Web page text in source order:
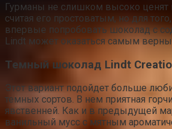
Гурманы не слишком высоко ценят
считая его простоватым, но для
впервые попробовать шоколад с
Lindt может оказаться самым
Темный шоколад Lindt
Этот вариант подойдет больше
темных сортов. В нем приятная
явственней. Как и в предыдущей
ванильный мусс с мятным